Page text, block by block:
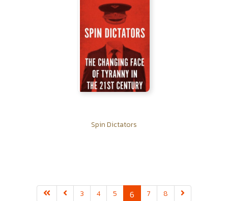
Spin Dictators
3 4 5 6 (current)
7 8